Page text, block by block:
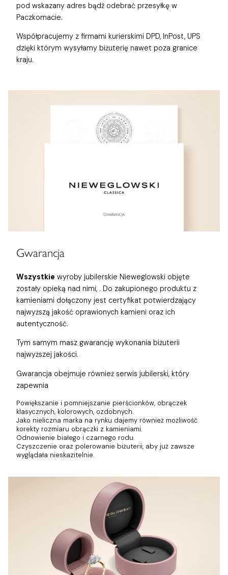
pod wskazany adres bądź odebrać przesyłkę w
Paczkomacie.
Współpracujemy z firmami kurierskimi DPD, InPost, UPS
dzięki którym wysyłamy biżuterię nawet poza granice
kraju.
Gwarancja
Wszystkie wyroby jubilerskie Nieweglowski objęte
zostały opieką nad nimi, . Do zakupionego produktu z
kamieniami dołączony jest certyfikat potwierdzający
najwyższą jakość oprawionych kamieni oraz ich
autentyczność.
Tym samym masz gwarancję wykonania biżuterii
najwyższej jakości.
Gwarancja obejmuje również serwis jubilerski, który
zapewnia
Powiększanie i pomniejszanie pierścionków, obrączek
klasycznych, kolorowych, ozdobnych.
Jako nieliczna marka na rynku dajemy również możliwość
korekty rozmiaru obrączki z kamieniami.
Odnowienie białego i czarnego rodu.
Czyszczenie oraz polerowanie biżuterii, aby już zawsze
wyglądała nieskazitelnie.